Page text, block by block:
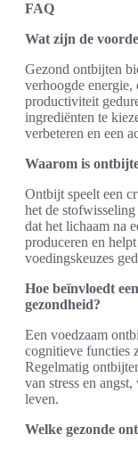
FAQ
Wat zijn de
Gezond ontbijten
verhoogde energie,
productiviteit
ingrediënten te
verbeteren en een
Waarom is
Ontbijt speelt een
het de
dat het lichaam na
produceren en
voedingskeuzes
Hoe beïnvloedt
gezondheid?
Een voedzaam
cognitieve functies
Regelmatig
van stress en
leven.
Welke gezonde